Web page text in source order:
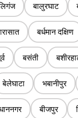
बालुरघाट
बर्धमान दक्षिण
बसंती
बेलेघाटा भबानीपुर
बीजपुर